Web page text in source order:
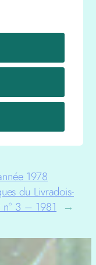
que
.
1978
du Livradois-
n° 3 – 1981
→